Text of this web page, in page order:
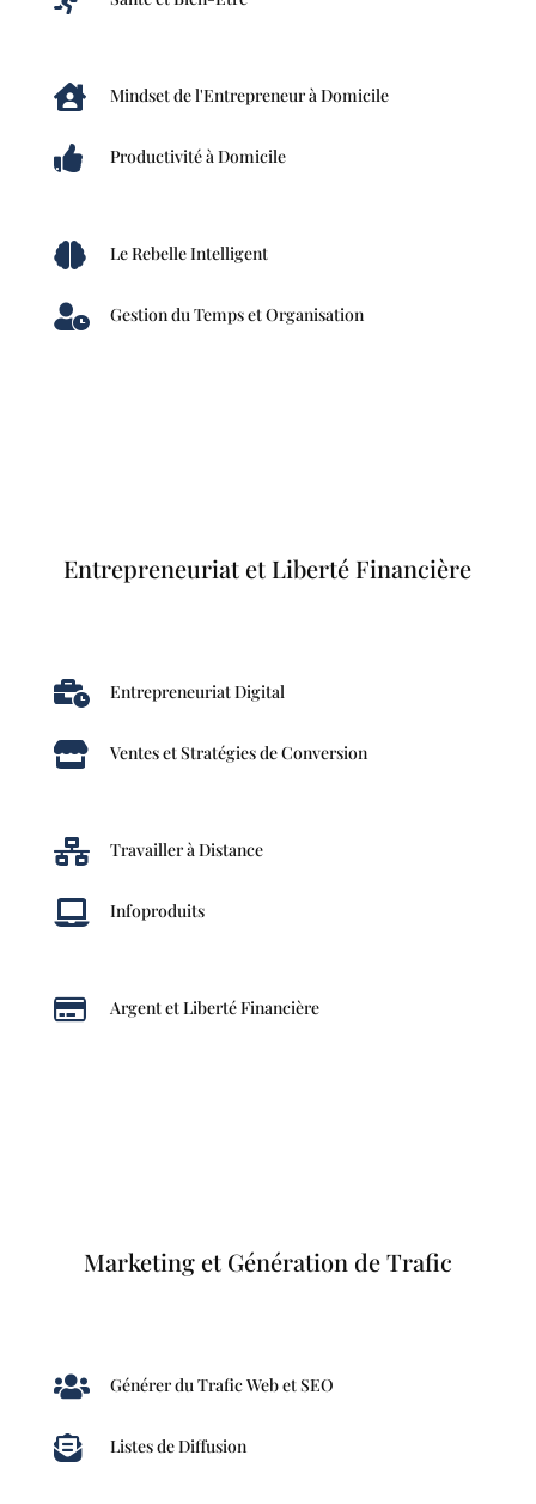
 Mindset de l'Entrepreneur à Domicile
 Productivité à Domicile
 Le Rebelle Intelligent
 Gestion du Temps et Organisation
Entrepreneuriat et Liberté Financière
 Entrepreneuriat Digital
 Ventes et Stratégies de Conversion
 Travailler à Distance
 Infoproduits
 Argent et Liberté Financière
Marketing et Génération de Trafic
 Générer du Trafic Web et SEO
 Listes de Diffusion